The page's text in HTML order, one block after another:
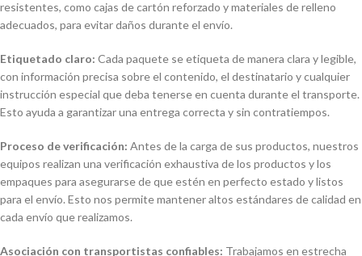
resistentes, como cajas de cartón reforzado y materiales de relleno
adecuados, para evitar daños durante el envío.
Etiquetado claro: Cada paquete se etiqueta de manera clara y legible,
con información precisa sobre el contenido, el destinatario y cualquier
instrucción especial que deba tenerse en cuenta durante el transporte.
Esto ayuda a garantizar una entrega correcta y sin contratiempos.
Proceso de verificación: Antes de la carga de sus productos, nuestros
equipos realizan una verificación exhaustiva de los productos y los
empaques para asegurarse de que estén en perfecto estado y listos
para el envío. Esto nos permite mantener altos estándares de calidad en
cada envío que realizamos.
Asociación con transportistas confiables: Trabajamos en estrecha